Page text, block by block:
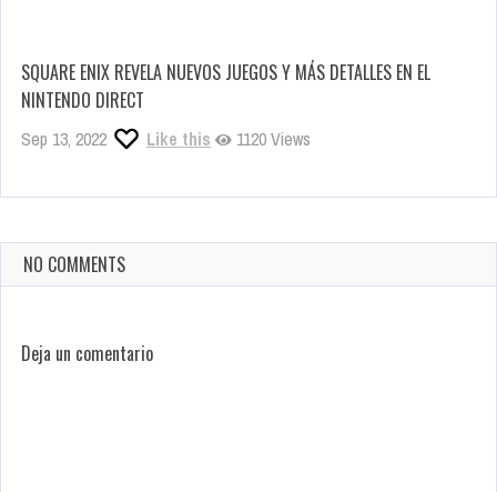
SQUARE ENIX REVELA NUEVOS JUEGOS Y MÁS DETALLES EN EL
NINTENDO DIRECT
Sep 13, 2022 Like this 1120 Views
NO COMMENTS
Deja un comentario